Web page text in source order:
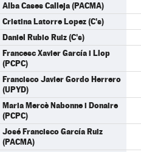
Alba Cases Calleja (PACMA)
Cristina Latorre Lopez (C's)
Daniel Rubio Ruiz (C's)
Francesc Xavier García i Llop
(PCPC)
Francisco Javier Gordo Herrero
(UPYD)
Maria Mercè Nabonne i Donaire
(PCPC)
José Francisco García Ruiz
(PACMA)